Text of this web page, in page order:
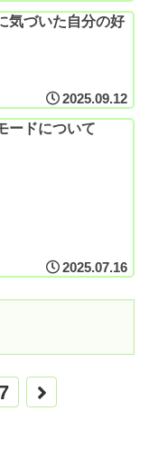
気づいた自分の好
2025.09.12
ードについて
2025.07.16
7
次